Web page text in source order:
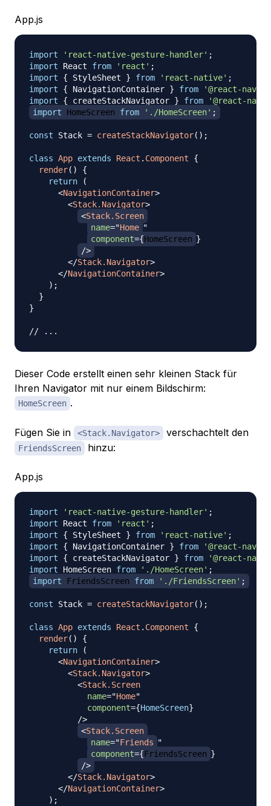
App.js
import 'react-native-gesture-handler' ;
import
React from 'react' ;
import
{ StyleSheet } from 'react-native' ;
import
{ NavigationContainer } from
'@react-
import
{ createStackNavigator } from
'@react-
import
HomeScreen from './HomeScreen' ;
const Stack = createStackNavigator( ) ;
class App extends React . Component
{
render( )
{
return
(
<NavigationContainer>
<Stack.Navigator>
<Stack.Screen
name="Home "
component={HomeScreen }
/>
</Stack.Navigator>
</NavigationContainer>
) ;
}
}
// ...
Dieser Code erstellt einen sehr kleinen Stack für
Ihren Navigator mit nur einem Bildschirm:
HomeScreen .
Fügen Sie in <Stack.Navigator> verschachtelt den
FriendsScreen hinzu:
App.js
import 'react-native-gesture-handler' ;
import
React from 'react' ;
import
{ StyleSheet } from 'react-native' ;
import
{ NavigationContainer } from
'@react-
import
{ createStackNavigator } from
'@react-
import
HomeScreen from './HomeScreen' ;
import
FriendsScreen from './FriendsScreen' ;
const Stack = createStackNavigator( ) ;
class App extends React . Component
{
render( )
{
return
(
<NavigationContainer>
<Stack.Navigator>
<Stack.Screen
name="Home"
component={HomeScreen}
/>
<Stack.Screen
name="Friends "
component={FriendsScreen }
/>
</Stack.Navigator>
</NavigationContainer>
) ;